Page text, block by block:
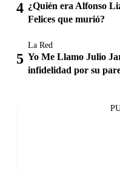
¿Quién era Alfonso
Felices que murió?
La Red
Yo Me Llamo Julio
infidelidad por su